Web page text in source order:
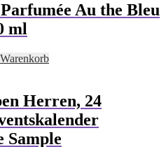
Au the Bleu
ml
Herren, 24
Sample